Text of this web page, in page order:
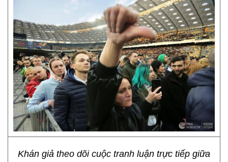
Khán giả theo dõi cuộc tranh luận trực tiếp giữa